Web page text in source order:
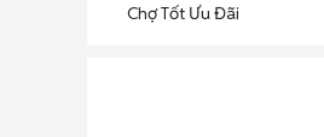
Chợ Tốt Ưu Đãi